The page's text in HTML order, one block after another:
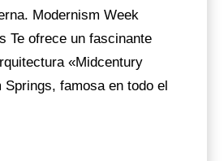
Modernism Week
Te ofrece un fascinante
«Midcentury
Springs, famosa en todo el